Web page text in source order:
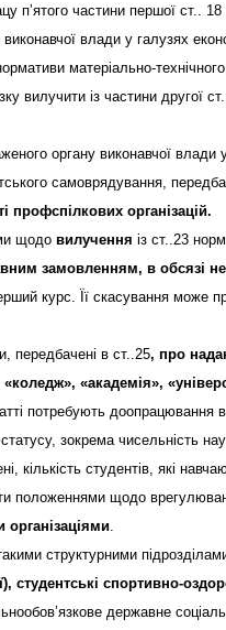
п’ятого частини першої ст..
влади у галузях
матеріально-
вилучити із частини другої
органу виконавчої влади у
самоврядування,
профспілкових організацій.
щодо вилучення із ст..23
замовленням, в обсязі
курс. Її скасування може
передбачені в ст..25, про
«академія»,
потребують доопрацювання
зокрема чисельність
кількість студентів, які
положеннями щодо
структурними
студентські спортивно-
державне